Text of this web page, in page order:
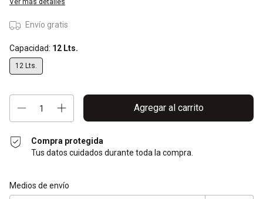
Ver más detalles
Envío gratis
Capacidad: 12 Lts.
12 Lts.
Compra protegida
Tus datos cuidados durante toda la compra.
Entregas para el CP:
Medios de envío